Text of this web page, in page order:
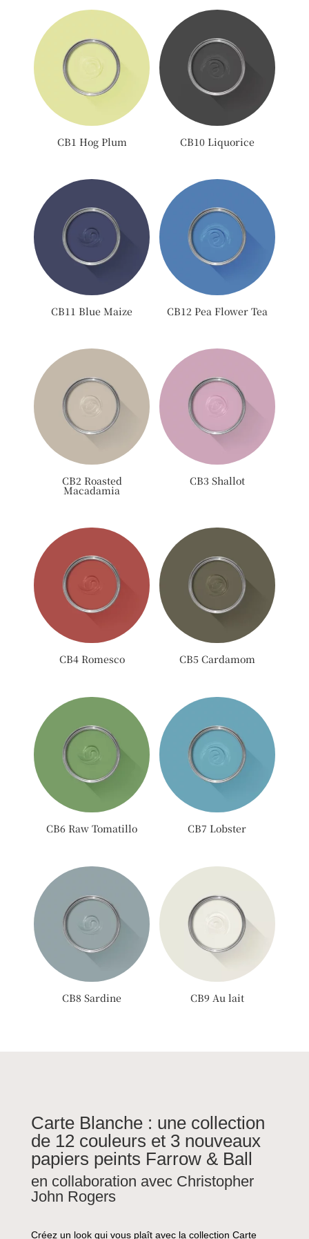
CB1 Hog Plum CB10 Liquorice
CB11 Blue Maize CB12 Pea Flower Tea
CB2 Roasted
Macadamia
CB3 Shallot
CB4 Romesco CB5 Cardamom
CB6 Raw Tomatillo CB7 Lobster
CB8 Sardine CB9 Au lait
Carte Blanche : une collection
de 12 couleurs et 3 nouveaux
papiers peints Farrow & Ball
en collaboration avec Christopher
John Rogers
Créez un look qui vous plaît avec la collection Carte